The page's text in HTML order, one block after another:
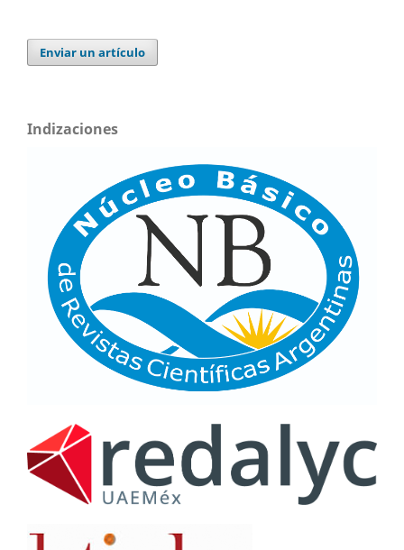
Enviar un artículo
Indizaciones